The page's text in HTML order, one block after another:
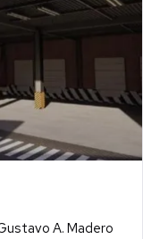
A. Madero